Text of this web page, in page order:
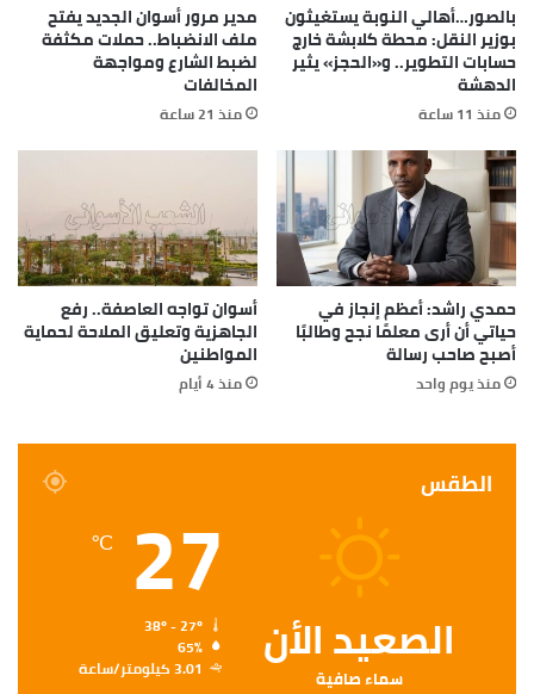
بالصور…أهالي النوبة يستغيثون
بوزير النقل: محطة كلابشة خارج
حسابات التطوير.. و«الحجز» يثير
الدهشة
منذ 11 ساعة
مدير مرور أسوان الجديد يفتح
ملف الانضباط.. حملات مكثفة
لضبط الشارع ومواجهة
المخالفات
منذ 21 ساعة
حمدي راشد: أعظم إنجاز في
حياتي أن أرى معلمًا نجح وطالبًا
أصبح صاحب رسالة
منذ يوم واحد
أسوان تواجه العاصفة.. رفع
الجاهزية وتعليق الملاحة لحماية
المواطنين
منذ 4 أيام
الطقس
الصعيد الأن
سماء صافية
27
℃
65%
3.01 كيلومتر/ساعة